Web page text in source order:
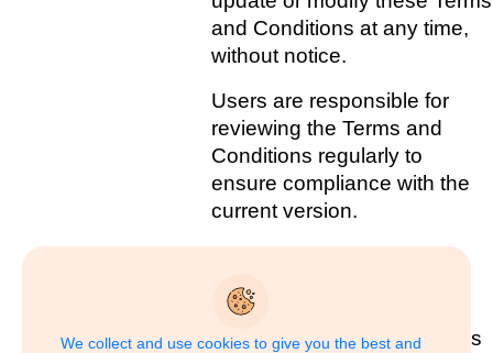
and Conditions at any time,
without notice.
Users are responsible for
reviewing the Terms and
Conditions regularly to
ensure compliance with the
current version.
GSIS platform or services
after any changes to the
Terms and Conditions, users
We collect and use cookies to give you the best and